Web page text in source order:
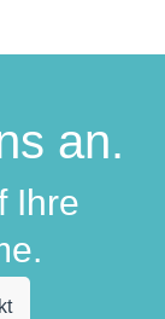
an.
Ihre